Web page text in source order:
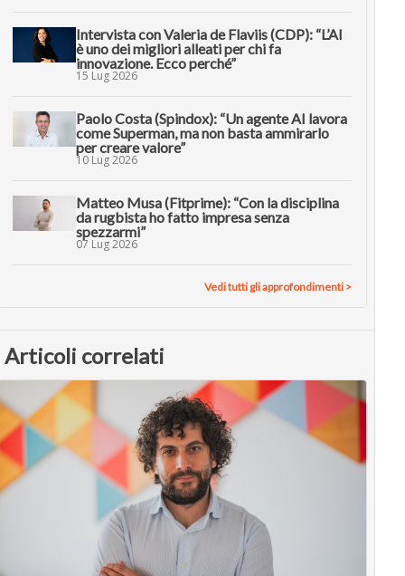
Intervista con Valeria de Flaviis (CDP): “L’AI
è uno dei migliori alleati per chi fa
innovazione. Ecco perché”
15 Lug 2026
Paolo Costa (Spindox): “Un agente AI lavora
come Superman, ma non basta ammirarlo
per creare valore”
10 Lug 2026
Matteo Musa (Fitprime): “Con la disciplina
da rugbista ho fatto impresa senza
spezzarmi”
07 Lug 2026
Vedi tutti gli approfondimenti >
Articoli correlati